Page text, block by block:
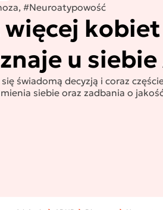
#Neuroatypowość
więcej kobiet
u siebie
świadomą decyzją i coraz
siebie oraz zadbania o